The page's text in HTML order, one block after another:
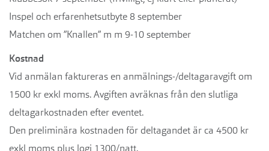
Inspel och erfarenhetsutbyte 8 september
Matchen om ”Knallen” m m 9-10 september
Kostnad
Vid anmälan faktureras en anmälnings-/deltagaravgift om
1500 kr exkl moms. Avgiften avräknas från den slutliga
deltagarkostnaden efter eventet.
Den preliminära kostnaden för deltagandet är ca 4500 kr